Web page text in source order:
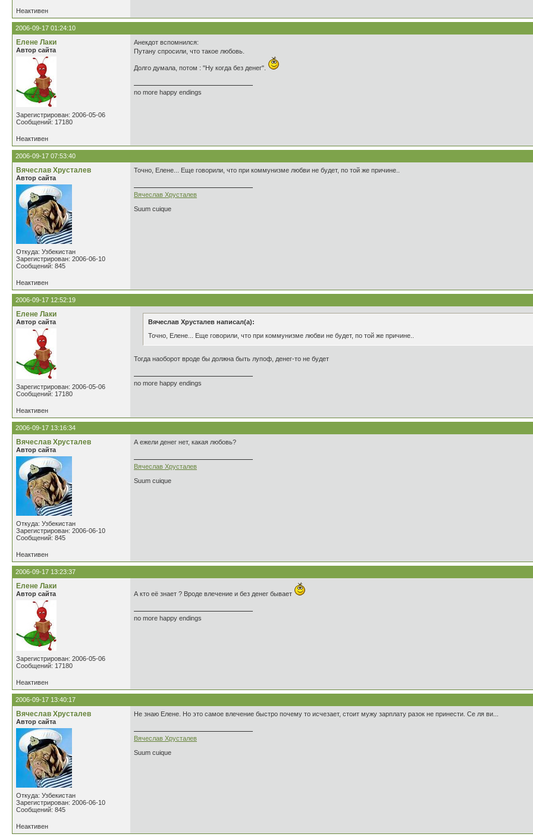
Неактивен
2006-09-17 01:24:10
Елене Лаки
Автор сайта
Зарегистрирован: 2006-05-06
Сообщений: 17180
Анекдот вспомнился:
Путану спросили, что такое любовь.
Долго думала, потом : "Ну когда без денег".
no more happy endings
Неактивен
2006-09-17 07:53:40
Вячеслав Хрусталев
Автор сайта
Откуда: Узбекистан
Зарегистрирован: 2006-06-10
Сообщений: 845
Точно, Елене... Еще говорили, что при коммунизме любви не будет, по той же причине..
Вячеслав Хрусталев
Suum cuique
Неактивен
2006-09-17 12:52:19
Елене Лаки
Автор сайта
Зарегистрирован: 2006-05-06
Сообщений: 17180
Вячеслав Хрусталев написал(а):
Точно, Елене... Еще говорили, что при коммунизме любви не будет, по той же причине..
Тогда наоборот вроде бы должна быть лупоф, денег-то не будет
no more happy endings
Неактивен
2006-09-17 13:16:34
Вячеслав Хрусталев
Автор сайта
Откуда: Узбекистан
Зарегистрирован: 2006-06-10
Сообщений: 845
А ежели денег нет, какая любовь?
Вячеслав Хрусталев
Suum cuique
Неактивен
2006-09-17 13:23:37
Елене Лаки
Автор сайта
Зарегистрирован: 2006-05-06
Сообщений: 17180
А кто её знает ? Вроде влечение и без денег бывает
no more happy endings
Неактивен
2006-09-17 13:40:17
Вячеслав Хрусталев
Автор сайта
Откуда: Узбекистан
Зарегистрирован: 2006-06-10
Сообщений: 845
Не знаю Елене. Но это самое влечение быстро почему то исчезает, стоит мужу зарплату разок не принести. Се ля ви...
Вячеслав Хрусталев
Suum cuique
Неактивен